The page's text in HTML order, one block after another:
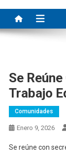
Se
Trabajo
Comunidades
Enero 9, 2026
Se reúne con